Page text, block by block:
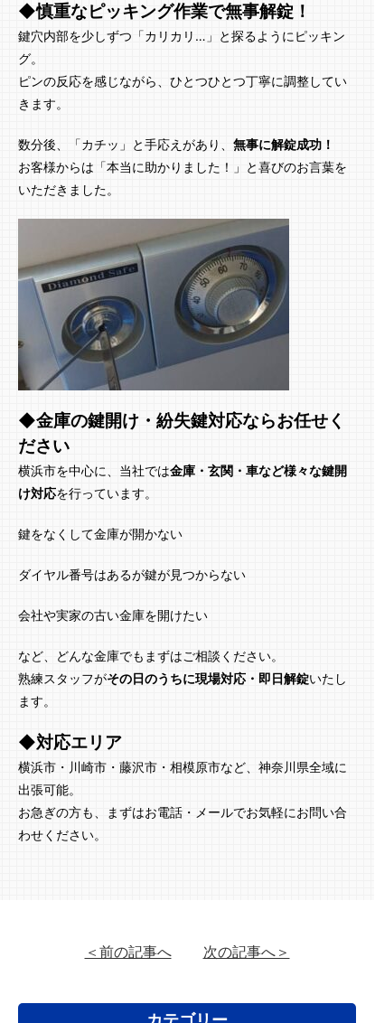
◆慎重なピッキング作業で無事解錠！
鍵穴内部を少しずつ「カリカリ…」と探るようにピッキン
グ。
ピンの反応を感じながら、ひとつひとつ丁寧に調整してい
きます。
数分後、「カチッ」と手応えがあり、 無事に解錠成功！
お客様からは「本当に助かりました！」と喜びのお言葉を
いただきました。
◆金庫の鍵開け・紛失鍵対応ならお任せく
ださい
横浜市を中心に、当社では金庫・玄関・車など様々な鍵開
け対応を行っています。
鍵をなくして金庫が開かない
ダイヤル番号はあるが鍵が見つからない
会社や実家の古い金庫を開けたい
など、どんな金庫でもまずはご相談ください。
熟練スタッフがその日のうちに現場対応・即日解錠いたし
ます。
◆対応エリア
横浜市・川崎市・藤沢市・相模原市など、神奈川県全域に
出張可能。
お急ぎの方も、まずはお電話・メールでお気軽にお問い合
わせください。
＜前の記事へ 次の記事へ＞